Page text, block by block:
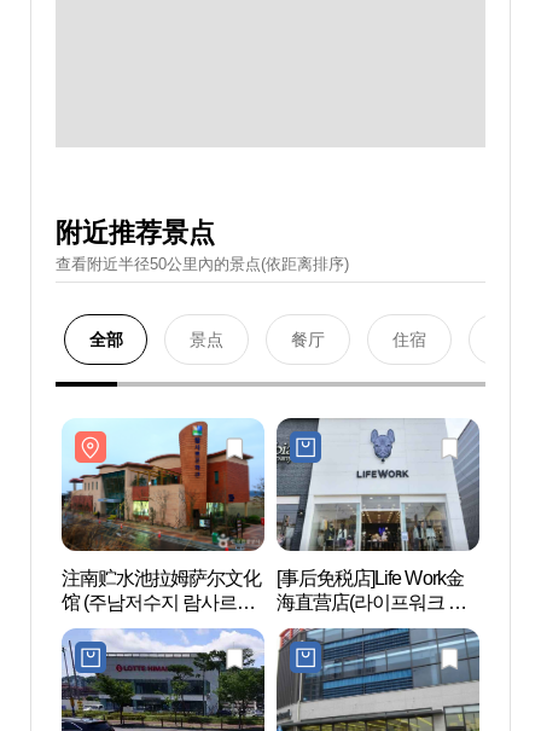
附近推荐景点
查看附近半径50公里內的景点(依距离排序)
全部 景点 餐厅 住宿
注南贮水池拉姆萨尔文化
馆 (주남저수지 람사르문
화관)
[事后免税店]Life Work金
海直营店(라이프워크 김
해직영점)